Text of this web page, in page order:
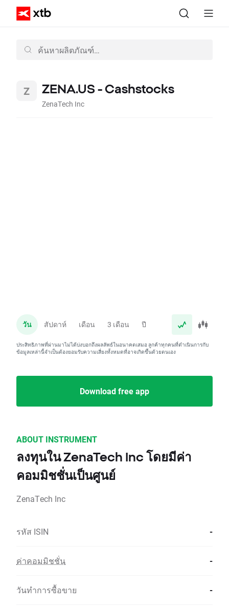
ZENA.US - Cashstocks
ZenaTech Inc
วัน สัปดาห์ เดือน 3 เดือน ปี
ประสิทธิภาพที่ผ่านมาไม่ได้บ่งบอกถึงผลลัพธ์ในอนาคตเสมอ ลูกค้าทุกคนที่ดำเนินการกับ
ข้อมูลเหล่านี้จำเป็นต้องยอมรับความเสี่ยงทั้งหมดที่อาจเกิดขึ้นด้วยตนเอง
Download free app
ABOUT INSTRUMENT
ลงทุนใน ZenaTech Inc โดยมีค่า
คอมมิชชั่นเป็นศูนย์
ZenaTech Inc
รหัส ISIN -
ค่าคอมมิชชั่น -
วันทำการซื้อขาย -